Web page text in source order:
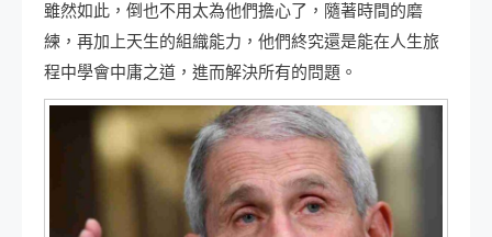
雖然如此，倒也不用太為他們擔心了，隨著時間的磨
練，再加上天生的組織能力，他們終究還是能在人生旅
程中學會中庸之道，進而解決所有的問題。